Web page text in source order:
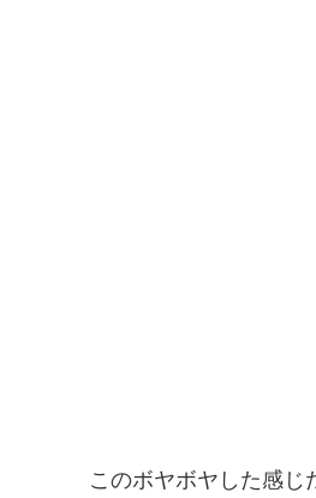
このボヤボヤした感じ